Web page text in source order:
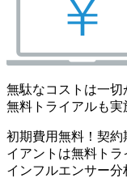
無駄なコストは一切
無料トライアルも実
初期費用無料！契
イアントは無料ト
インフルエンサー分